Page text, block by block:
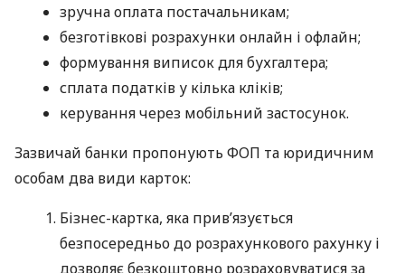
зручна оплата постачальникам;
безготівкові розрахунки онлайн і офлайн;
формування виписок для бухгалтера;
сплата податків у кілька кліків;
керування через мобільний застосунок.
Зазвичай банки пропонують ФОП та юридичним
особам два види карток:
Бізнес-картка, яка прив’язується
безпосередньо до розрахункового рахунку і
дозволяє безкоштовно розраховуватися за